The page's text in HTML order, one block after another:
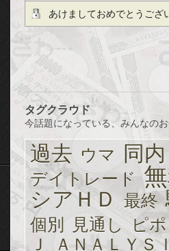
パ
チ
ス
ロ
オ
ン
ラ
イ
ン
ガイド：初心者が知るべき
あけましておめでとうござ
タグクラウド
今話題になっている、みんなの
過去 ウマ 同内
デイトレード
シアＨＤ 最終
個別 見通し ピ
Ｊ
ＡＮＡＬＹＳ